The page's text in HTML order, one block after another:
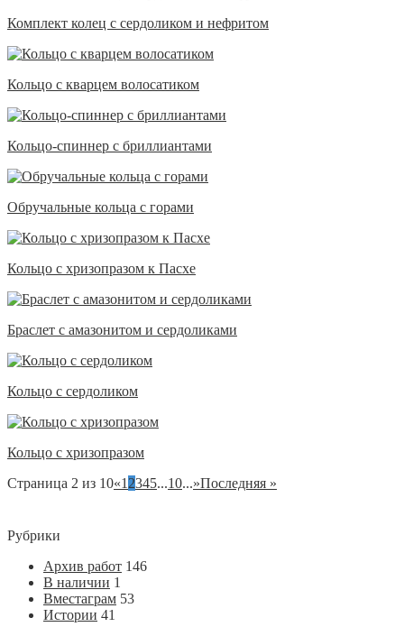
Комплект колец с сердоликом и нефритом
Кольцо с кварцем волосатиком
Кольцо-спиннер с бриллиантами
Обручальные кольца с горами
Кольцо с хризопразом к Пасхе
Браслет с амазонитом и сердоликами
Кольцо с сердоликом
Кольцо с хризопразом
Страница 2 из 10«1 2345...10...»Последняя »
Рубрики
Архив работ 146
В наличии 1
Вместаграм 53
Истории 41